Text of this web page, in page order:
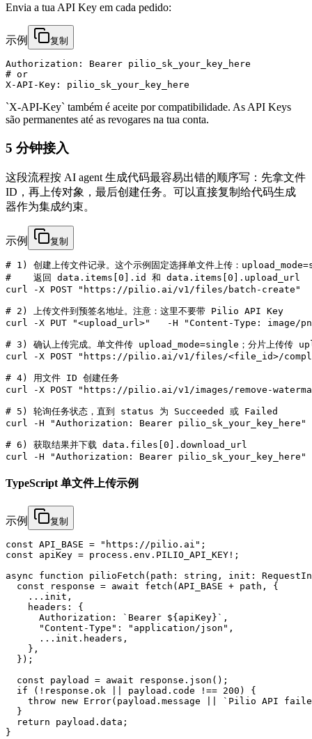
Envia a tua API Key em cada pedido:
示例 复制
Authorization: Bearer pilio_sk_your_key_here
# or
X-API-Key: pilio_sk_your_key_here
`X-API-Key` também é aceite por compatibilidade. As API Keys
são permanentes até as revogares na tua conta.
5 分钟接入
这段流程按 AI agent 生成代码最容易出错的顺序写：先拿文件
ID，再上传对象，最后创建任务。可以直接复制给代码生成
器作为集成约束。
示例 复制
# 1) 创建上传文件记录。这个示例固定选择单文件上传：
#    返回 data.items[0].id 和 data.items[0].upload_url
curl -X POST "https://pilio.ai/v1/files/batch-create"   -
# 2) 上传文件到预签名地址。注意：这里不要带 Pilio API Key
curl -X PUT "<upload_url>"   -H "Content-Type: image/
# 3) 确认上传完成。单文件传 upload_mode=single；分片上传
curl -X POST "https://pilio.ai/v1/files/<file_id>/
# 4) 用文件 ID 创建任务
curl -X POST "https://pilio.ai/v1/images/remove-
# 5) 轮询任务状态，直到 status 为 Succeeded 或 Failed
curl -H "Authorization: Bearer
# 6) 获取结果并下载 data.files[0].download_url
curl -H "Authorization: Bearer
TypeScript 单文件上传示例
示例 复制
const API_BASE = "https://pilio.ai";
const apiKey = process.env.PILIO_API_KEY!;
async function pilioFetch(path: string, init:
  const response = await fetch(API_BASE + path, {
    ...init,
    headers: {
      Authorization: `Bearer ${apiKey}`,
      "Content-Type": "application/json",
      ...init.headers,
    },
  });
  const payload = await response.json();
  if (!response.ok || payload.code !== 200) {
throw new Error(payload.message || `Pilio API
  }
  return payload.data;
}